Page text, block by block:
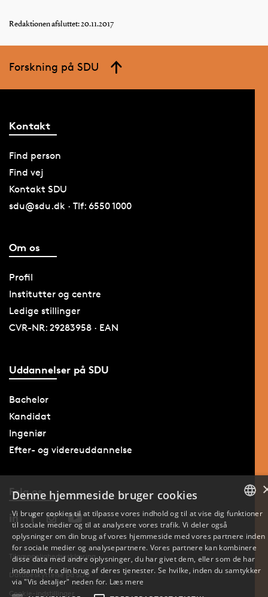
Redaktionen afsluttet: 20.11.2017
Forskning på SDU
Kontakt
Find person
Find vej
Kontakt SDU
sdu@sdu.dk · Tlf: 6550 1000
Om os
Profil
Institutter og centre
Ledige stillinger
CVR-NR: 29283958 · EAN
Uddannelser på SDU
Bachelor
Kandidat
Ingeniør
Efter- og videreuddannelse
Følg os
Tilgængelighedserklæring
Databeskyttelse på SDU
Cookie-indstillinger
ENGLISH
Denne hjemmeside bruger cookies
Vi bruger cookies til at tilpasse vores indhold og til at vise dig funktioner
til sociale medier og til at analysere vores trafik. Vi deler også
oplysninger om din brug af vores hjemmeside med vores partnere inden
for sociale medier og analysepartnere. Vores partnere kan kombinere
disse data med andre oplysninger, du har givet dem, eller som de har
indsamlet fra din brug af deres tjenester. Se hvilke, inden du samtykker
via "Vis detaljer" neden for. Læs mere